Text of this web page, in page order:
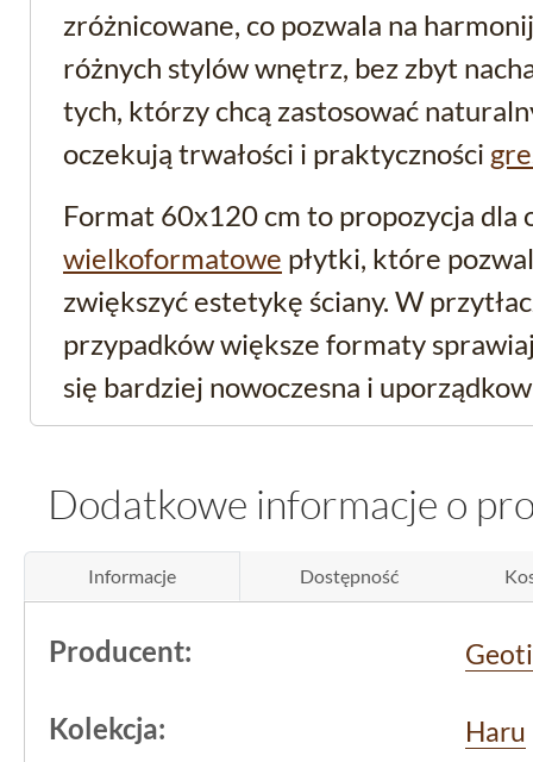
zróżnicowane, co pozwala na
różnych stylów wnętrz, bez zbyt
tych, którzy chcą zastosować
oczekują trwałości i praktyczności
Format 60x120 cm to propozycja dla
wielkoformatowe płytki, które
zwiększyć estetykę ściany. W
przypadków większe formaty
się bardziej nowoczesna i
przeładowana detalami.
Funkcjonalność i
pierwszym planie
gres ścienny
co gwarantuje solidne wykonanie i
standardów jakości.
Dodatkowe informacje o
Informacje Dostępność
Producent:
Kolekcja: Haru